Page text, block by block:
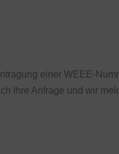
einer WEEE-
Ihre Anfrage und wir